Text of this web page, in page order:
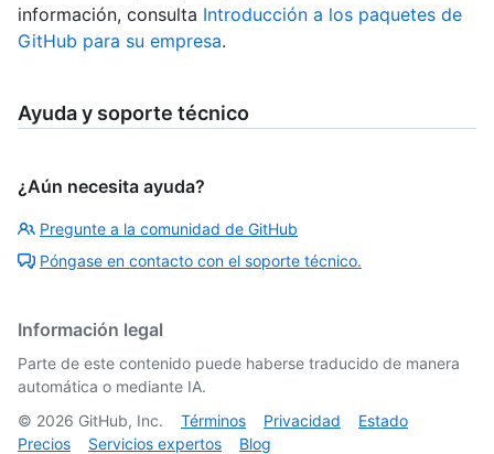
información, consulta Introducción a los paquetes de
GitHub para su empresa.
Ayuda y soporte técnico
¿Aún necesita ayuda?
Pregunte a la comunidad de GitHub
Póngase en contacto con el soporte técnico.
Información legal
Parte de este contenido puede haberse traducido de manera
automática o mediante IA.
© 2026 GitHub, Inc. Términos Privacidad
Estado
Precios
Servicios expertos Blog